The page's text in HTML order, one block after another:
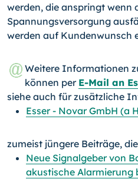
werden, die anspringt wenn
Spannungsversorgung
werden auf Kundenwunsch
Weitere Informationen
können per E-Mail an
siehe auch für zusätzliche
Esser - Novar GmbH (a
zumeist jüngere Beiträge,
Neue Signalgeber von
akustische Alarmierung